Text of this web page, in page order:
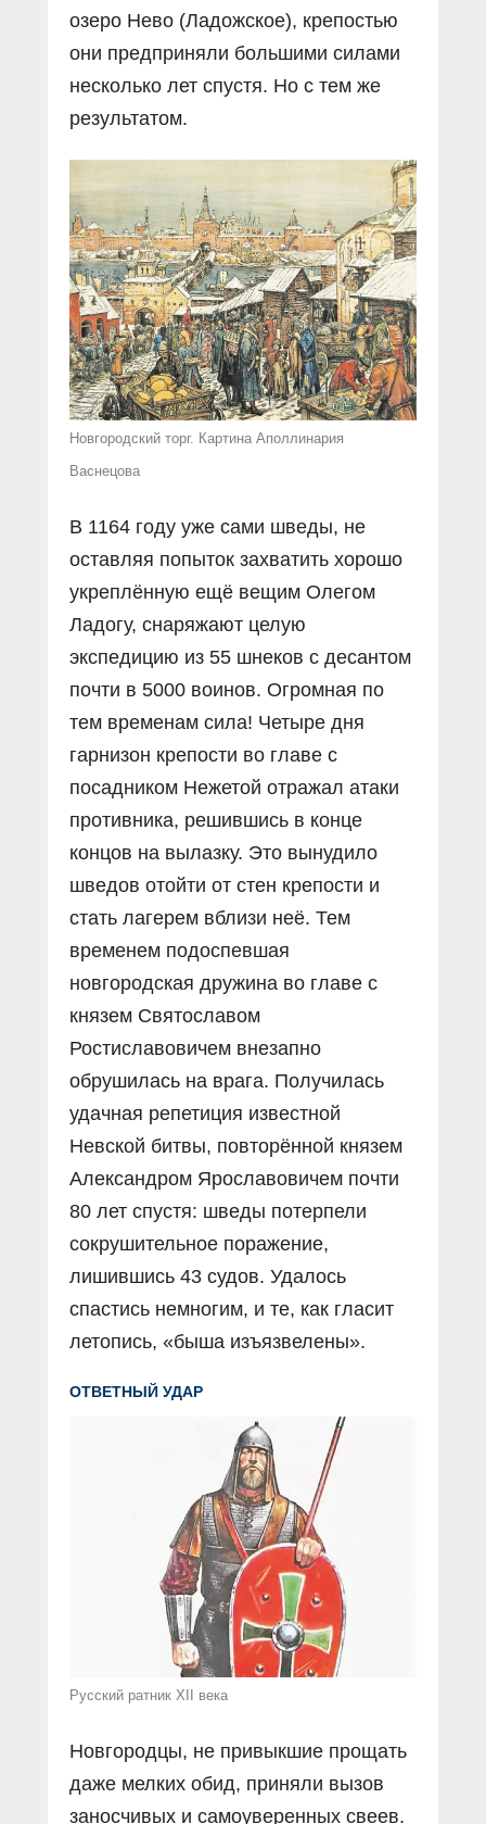
озеро Нево (Ладожское), крепостью
они предприняли большими силами
несколько лет спустя. Но с тем же
результатом.
Новгородский торг. Картина Аполлинария
Васнецова
В 1164 году уже сами шведы, не
оставляя попыток захватить хорошо
укреплённую ещё вещим Олегом
Ладогу, снаряжают целую
экспедицию из 55 шнеков с десантом
почти в 5000 воинов. Огромная по
тем временам сила! Четыре дня
гарнизон крепости во главе с
посадником Нежетой отражал атаки
противника, решившись в конце
концов на вылазку. Это вынудило
шведов отойти от стен крепости и
стать лагерем вблизи неё. Тем
временем подоспевшая
новгородская дружина во главе с
князем Святославом
Ростиславовичем внезапно
обрушилась на врага. Получилась
удачная репетиция известной
Невской битвы, повторённой князем
Александром Ярославовичем почти
80 лет спустя: шведы потерпели
сокрушительное поражение,
лишившись 43 судов. Удалось
спастись немногим, и те, как гласит
летопись, «быша изъязвелены».
ОТВЕТНЫЙ УДАР
Русский ратник XII века
Новгородцы, не привыкшие прощать
даже мелких обид, приняли вызов
заносчивых и самоуверенных свеев.